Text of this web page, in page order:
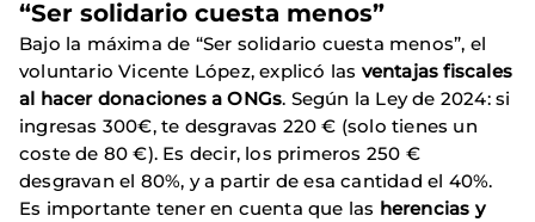
“Ser solidario cuesta menos”
Bajo la máxima de “Ser solidario cuesta menos”, el
voluntario Vicente López, explicó las ventajas fiscales
al hacer donaciones a ONGs. Según la Ley de 2024: si
ingresas 300€, te desgravas 220 € (solo tienes un
coste de 80 €). Es decir, los primeros 250 €
desgravan el 80%, y a partir de esa cantidad el 40%.
Es importante tener en cuenta que las herencias y